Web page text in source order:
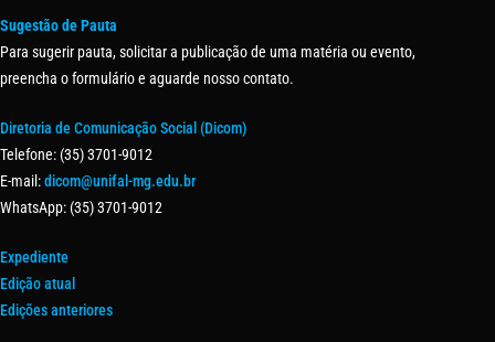
Sugestão de Pauta
Para sugerir pauta, solicitar a publicação de uma matéria ou evento,
preencha o formulário e aguarde nosso contato.
Diretoria de Comunicação Social (Dicom)
Telefone: (35) 3701-9012
E-mail:dicom@unifal-mg.edu.br
WhatsApp: (35) 3701-9012
Expediente
Edição atual
Edições anteriores